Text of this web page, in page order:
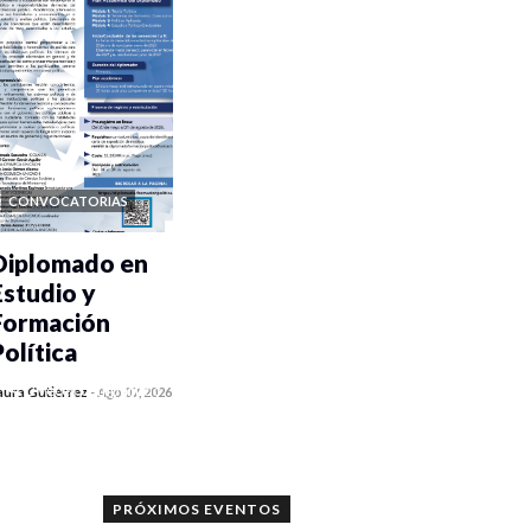
CONVOCATORIAS
0 veces compartido
en
y
Gutiérrez -Ago 07, 2026
PRÓXIMOS EVENTOS